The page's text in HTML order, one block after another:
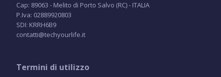
Cap: 89063 - Melito di Porto Salvo (RC) - ITALIA
P.Iva: 02889920803
SDI: KRRH6B9
contatti@techyourlife.it
Termini di utilizzo